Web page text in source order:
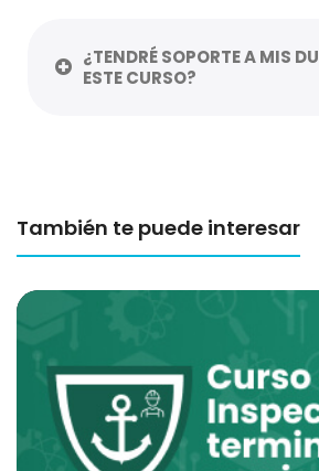
¿TENDRÉ SOPORTE A MIS
ESTE CURSO?
También te puede interesar